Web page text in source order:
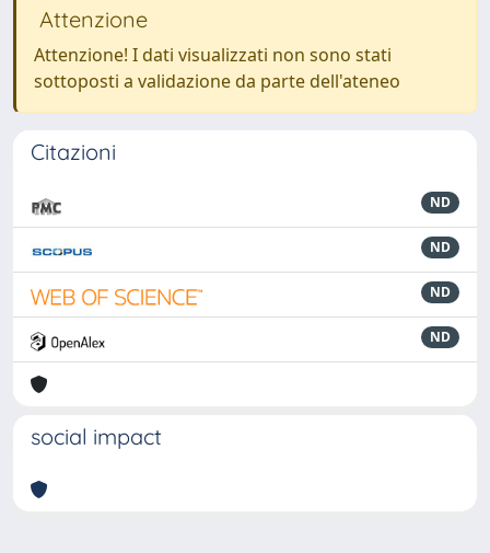
Attenzione
Attenzione! I dati visualizzati non sono stati
sottoposti a validazione da parte dell'ateneo
Citazioni
ND
ND
ND
ND
social impact